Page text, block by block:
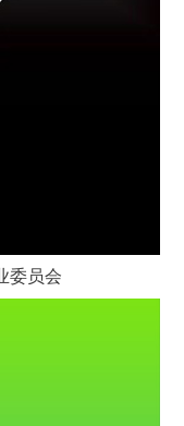
委员会